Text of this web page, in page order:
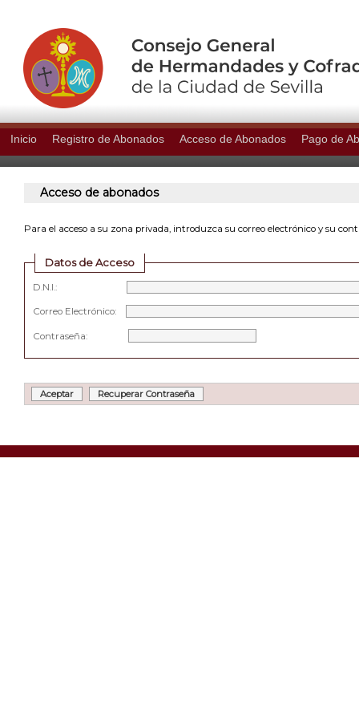
Inicio Registro de Abonados Acceso de Abonados Pago de
Acceso de abonados
Para el acceso a su zona privada, introduzca su correo electrónico y su
Datos de Acceso
D.N.I.:
Correo Electrónico:
Contraseña: